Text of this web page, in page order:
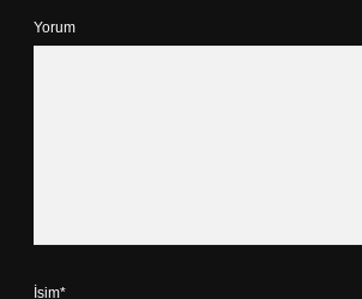
Yorum
İsim*